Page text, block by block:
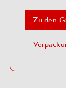
Zu den